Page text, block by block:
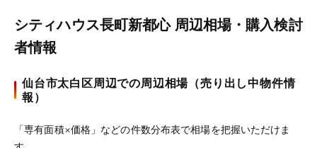
シティハウス長町新都心 周辺相場・購入検討
者情報
仙台市太白区周辺での周辺相場（売り出し中物件情
報）
「専有面積×価格」などの件数分布表で相場を把握いただけま